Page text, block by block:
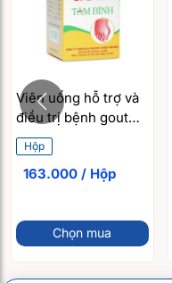
Viên uống hỗ trợ và
điều trị bệnh gout
Viên Gout Tâm Bình
(60 viên/hộp)
Hộp
163.000 / Hộp
Chọn mua